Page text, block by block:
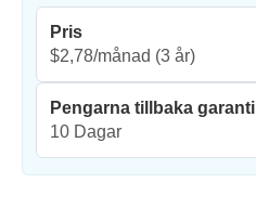
Pris
$2,78/månad (3 år)
Pengarna tillbaka garanti
10 Dagar